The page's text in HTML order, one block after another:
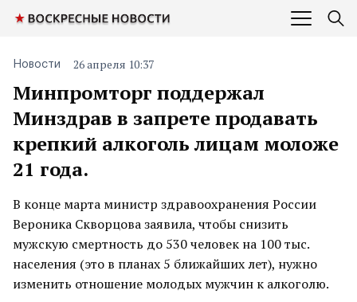
Минпромторг поддержал
Минздрав в запрете продавать
крепкий алкоголь лицам моложе
21 года.
Новости 26 апреля 10:37
В конце марта министр здравоохранения России
Вероника Скворцова заявила, чтобы снизить
мужскую смертность до 530 человек на 100 тыс.
населения (это в планах 5 ближайших лет), нужно
изменить отношение молодых мужчин к алкоголю.